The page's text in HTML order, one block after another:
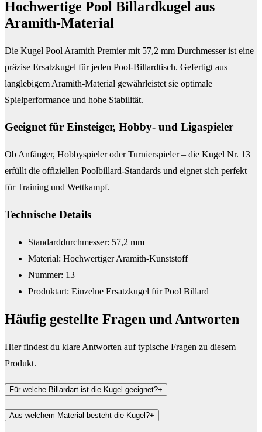
Hochwertige Pool Billardkugel aus
Aramith-Material
Die Kugel Pool Aramith Premier mit 57,2 mm Durchmesser ist eine
präzise Ersatzkugel für jeden Pool-Billardtisch. Gefertigt aus
langlebigem Aramith-Material gewährleistet sie optimale
Spielperformance und hohe Stabilität.
Geeignet für Einsteiger, Hobby- und Ligaspieler
Ob Anfänger, Hobbyspieler oder Turnierspieler – die Kugel Nr. 13
erfüllt die offiziellen Poolbillard-Standards und eignet sich perfekt
für Training und Wettkampf.
Technische Details
Standarddurchmesser: 57,2 mm
Material: Hochwertiger Aramith-Kunststoff
Nummer: 13
Produktart: Einzelne Ersatzkugel für Pool Billard
Häufig gestellte Fragen undAntworten
Hier findest du klare Antworten auf typische Fragen zu diesem
Produkt.
Für welche Billardart ist die Kugel geeignet?+
Aus welchem Material besteht die Kugel?+